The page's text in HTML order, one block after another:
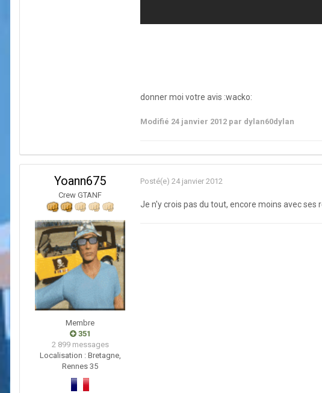
donner moi votre avis :wacko:
Modifié 24 janvier 2012 par dylan60dylan
Yoann675
Crew GTANF
Membre
351
2 899 messages
Localisation : Bretagne,
Rennes 35
Posté(e) 24 janvier 2012
Je n'y crois pas du tout, encore moins avec ses